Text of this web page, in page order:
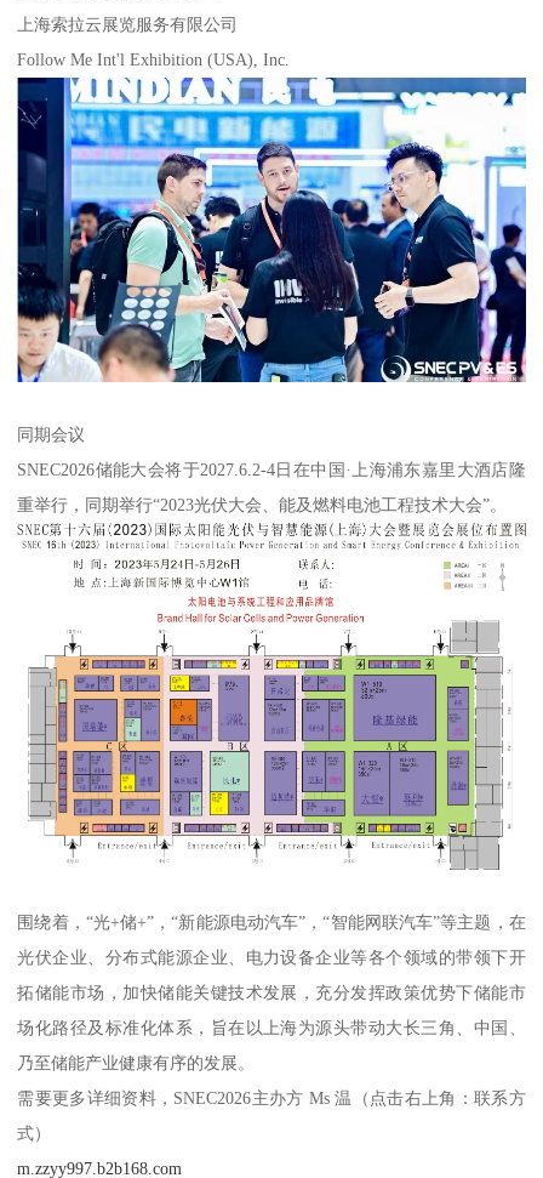
上海索拉云展览服务有限公司
Follow Me Int'l Exhibition (USA), Inc.
同期会议
SNEC2026储能大会将于2027.6.2-4日在中国·上海浦东嘉里大酒店隆
重举行，同期举行“2023光伏大会、能及燃料电池工程技术大会”。
围绕着，“光+储+”，“新能源电动汽车”，“智能网联汽车”等主题，在
光伏企业、分布式能源企业、电力设备企业等各个领域的带领下开
拓储能市场，加快储能关键技术发展，充分发挥政策优势下储能市
场化路径及标准化体系，旨在以上海为源头带动大长三角、中国、
乃至储能产业健康有序的发展。
需要更多详细资料，SNEC2026主办方 Ms 温（点击右上角：联系方
式）
m.zzyy997.b2b168.com